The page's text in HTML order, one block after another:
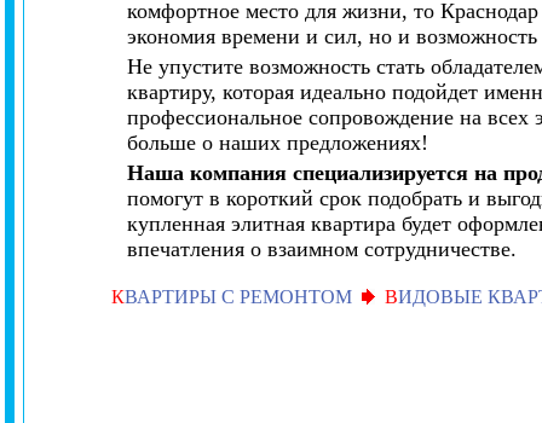
комфортное место для жизни, то
экономия времени и сил, но и
Не упустите возможность стать
квартиру, которая идеально подойдет
профессиональное сопровождение на
больше о наших предложениях!
Наша компания специализируется на
помогут в короткий срок подобрать и
купленная элитная квартира будет
впечатления о взаимном сотрудничестве.
КВАРТИРЫ С РЕМОНТОМ ВИДОВЫЕ